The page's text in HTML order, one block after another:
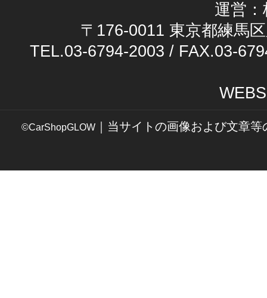
運営
〒176-0011 東京都練馬
TEL.03-6794-2003 / FAX.03-
©CarShopGLOW ｜当サイトの画像および文章